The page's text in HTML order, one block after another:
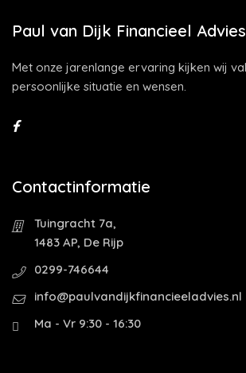
Paul van Dijk Financieel Advies
Met onze jarenlange ervaring kijken wij
persoonlijke situatie en wensen.
Contactinformatie
Tuingracht 7a,
1483 AP, De Rijp
0299-746644
info@paulvandijkfinancieeladvies.nl
Ma - Vr 9:30 - 16:30